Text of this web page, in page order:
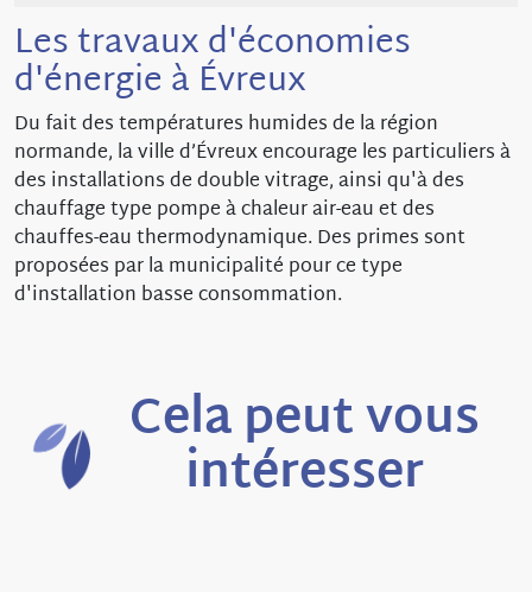
Les travaux d'économies
d'énergie à Évreux
Du fait des températures humides de la région
normande, la ville d’Évreux encourage les particuliers à
des installations de double vitrage, ainsi qu'à des
chauffage type pompe à chaleur air-eau et des
chauffes-eau thermodynamique. Des primes sont
proposées par la municipalité pour ce type
d'installation basse consommation.
Cela peut vous
intéresser